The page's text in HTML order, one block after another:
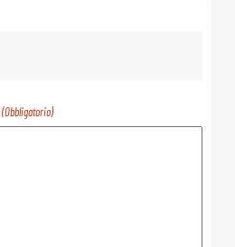
(Obbligatorio)